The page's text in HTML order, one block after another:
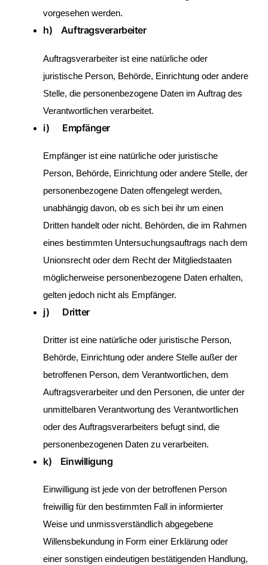
vorgesehen werden.
h) Auftragsverarbeiter
Auftragsverarbeiter ist eine natürliche oder
juristische Person, Behörde, Einrichtung oder andere
Stelle, die personenbezogene Daten im Auftrag des
Verantwortlichen verarbeitet.
i) Empfänger
Empfänger ist eine natürliche oder juristische
Person, Behörde, Einrichtung oder andere Stelle, der
personenbezogene Daten offengelegt werden,
unabhängig davon, ob es sich bei ihr um einen
Dritten handelt oder nicht. Behörden, die im Rahmen
eines bestimmten Untersuchungsauftrags nach dem
Unionsrecht oder dem Recht der Mitgliedstaaten
möglicherweise personenbezogene Daten erhalten,
gelten jedoch nicht als Empfänger.
j) Dritter
Dritter ist eine natürliche oder juristische Person,
Behörde, Einrichtung oder andere Stelle außer der
betroffenen Person, dem Verantwortlichen, dem
Auftragsverarbeiter und den Personen, die unter der
unmittelbaren Verantwortung des Verantwortlichen
oder des Auftragsverarbeiters befugt sind, die
personenbezogenen Daten zu verarbeiten.
k) Einwilligung
Einwilligung ist jede von der betroffenen Person
freiwillig für den bestimmten Fall in informierter
Weise und unmissverständlich abgegebene
Willensbekundung in Form einer Erklärung oder
einer sonstigen eindeutigen bestätigenden Handlung,